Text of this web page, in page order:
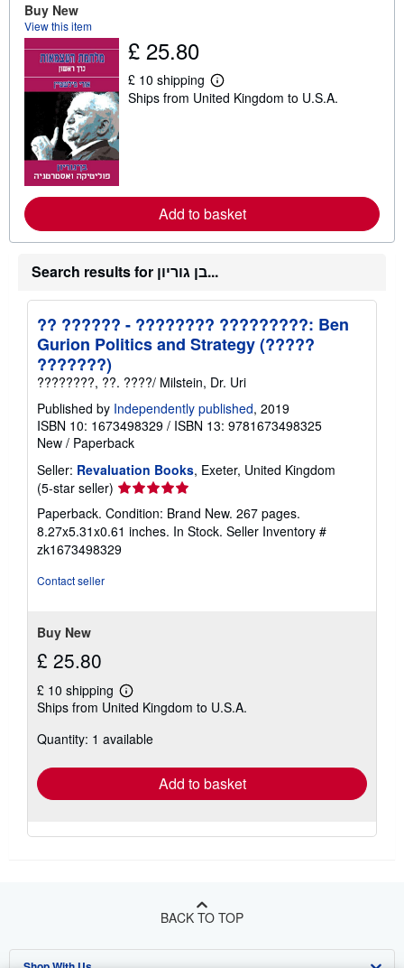
Buy New
View this item
£ 25.80
£ 10 shipping
L
e
e
b
o
s
i
p
i
r
t
e
Ships from United Kingdom to U.S.A.
Add to basket
Search results for בן גוריון...
?? ?????? - ???????? ?????????: Ben
Gurion Politics and Strategy (?????
???????)
????????, ??. ????/ Milstein, Dr. Uri
Published by Independently published, 2019
ISBN 10: 1673498329 / ISBN 13: 9781673498325
New / Paperback
Seller: Revaluation Books, Exeter, United Kingdom
(5-star seller) Seller
rating
5
out
of
Paperback. Condition: Brand New. 267 pages.
8.27x5.31x0.61 inches. In Stock. Seller Inventory #
zk1673498329
Contact seller
Buy New
£ 25.80
£ 10 shipping
Learn
more
shipping
Ships from United Kingdom to U.S.A.
Quantity: 1 available
Add to basket
BACK TO TOP